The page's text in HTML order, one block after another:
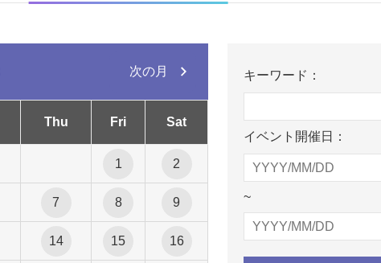
次の月
Thu Fri Sat
1 2
7 8 9
14 15 16
キーワード：
イベント開催日：
~